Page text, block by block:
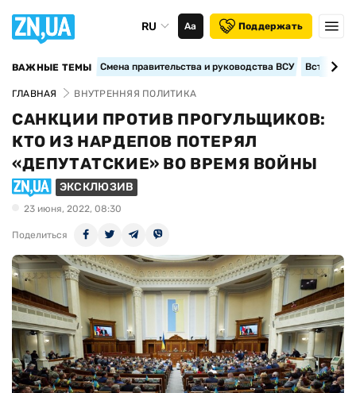
RU Аа Поддержать
ВАЖНЫЕ ТЕМЫ Смена правительства и руководства ВСУ
ГЛАВНАЯ ВНУТРЕННЯЯ ПОЛИТИКА
САНКЦИИ ПРОТИВ ПРОГУЛЬЩИКОВ:
КТО ИЗ НАРДЕПОВ ПОТЕРЯЛ
«ДЕПУТАТСКИЕ» ВО ВРЕМЯ ВОЙНЫ
ЭКСКЛЮЗИВ
23 июня, 2022, 08:30
Поделиться